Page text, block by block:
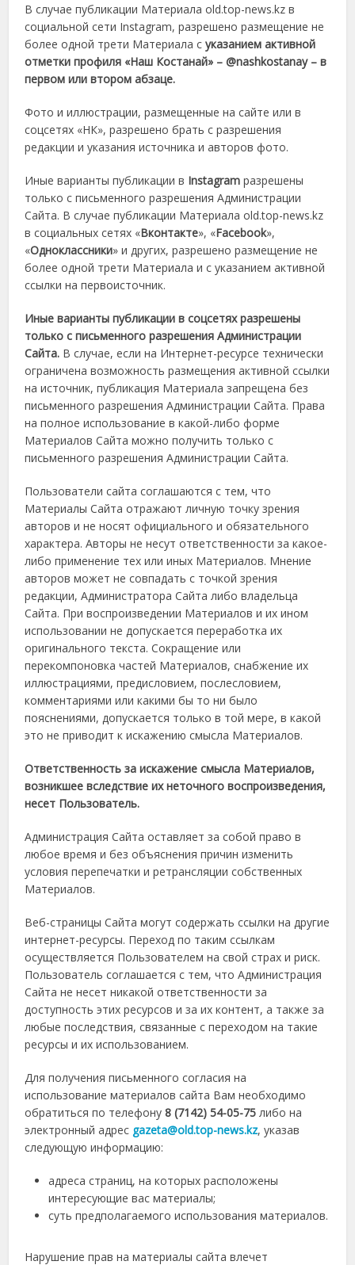
В случае публикации Материала old.top-news.kz в
социальной сети Instagram, разрешено размещение не
более одной трети Материала суказанием активной
отметки профиля «Наш Костанай» – @nashkostanay – в
первом или втором абзаце.
Фото и иллюстрации, размещенные на сайте или в
соцсетях «НК», разрешено брать с разрешения
редакции и указания источника и авторов фото.
Иные варианты публикации в Instagram разрешены
только с письменного разрешения Администрации
Сайта. В случае публикации Материала old.top-news.kz
в социальных сетях «Вконтакте», «Facebook»,
«Одноклассники» и других, разрешено размещение не
более одной трети Материала и с указанием активной
ссылки на первоисточник.
Иные варианты публикации в соцсетях разрешены
только с письменного разрешения Администрации
Сайта. В случае, если на Интернет-ресурсе технически
ограничена возможность размещения активной ссылки
на источник, публикация Материала запрещена без
письменного разрешения Администрации Сайта. Права
на полное использование в какой-либо форме
Материалов Сайта можно получить только с
письменного разрешения Администрации Сайта.
Пользователи сайта соглашаются с тем, что
Материалы Сайта отражают личную точку зрения
авторов и не носят официального и обязательного
характера. Авторы не несут ответственности за какое-
либо применение тех или иных Материалов. Мнение
авторов может не совпадать с точкой зрения
редакции, Администратора Сайта либо владельца
Сайта. При воспроизведении Материалов и их ином
использовании не допускается переработка их
оригинального текста. Сокращение или
перекомпоновка частей Материалов, снабжение их
иллюстрациями, предисловием, послесловием,
комментариями или какими бы то ни было
пояснениями, допускается только в той мере, в какой
это не приводит к искажению смысла Материалов.
Ответственность за искажение смысла Материалов,
возникшее вследствие их неточного воспроизведения,
несет Пользователь.
Администрация Сайта оставляет за собой право в
любое время и без объяснения причин изменить
условия перепечатки и ретрансляции собственных
Материалов.
Веб-страницы Сайта могут содержать ссылки на другие
интернет-ресурсы. Переход по таким ссылкам
осуществляется Пользователем на свой страх и риск.
Пользователь соглашается с тем, что Администрация
Сайта не несет никакой ответственности за
доступность этих ресурсов и за их контент, а также за
любые последствия, связанные с переходом на такие
ресурсы и их использованием.
Для получения письменного согласия на
использование материалов сайта Вам необходимо
обратиться по телефону 8 (7142) 54-05-75 либо на
электронный адрес gazeta@old.top-news.kz, указав
следующую информацию:
адреса страниц, на которых расположены
интересующие вас материалы;
суть предполагаемого использования материалов.
Нарушение прав на материалы сайта влечет